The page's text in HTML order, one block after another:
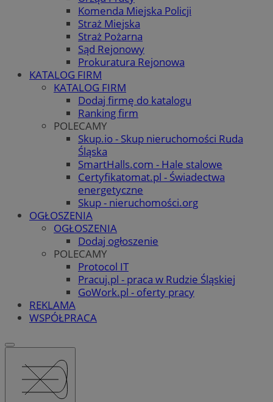
Komenda Miejska Policji
Straż Miejska
Straż Pożarna
Sąd Rejonowy
Prokuratura Rejonowa
KATALOG FIRM
KATALOG FIRM
Dodaj firmę do katalogu
Ranking firm
POLECAMY
Skup.io - Skup nieruchomości Ruda
Śląska
SmartHalls.com - Hale stalowe
Certyfikatomat.pl - Świadectwa
energetyczne
Skup - nieruchomości.org
OGŁOSZENIA
OGŁOSZENIA
Dodaj ogłoszenie
POLECAMY
Protocol IT
Pracuj.pl - praca w Rudzie Śląskiej
GoWork.pl - oferty pracy
REKLAMA
WSPÓŁPRACA